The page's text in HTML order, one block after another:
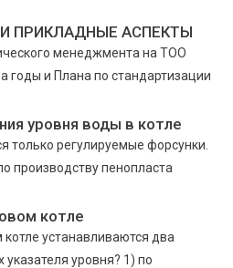
ПРИКЛАДНЫЕ АСПЕКТЫ
менеджмента на ТОО
годы и Плана по стандартизации
уровня воды в котле
только регулируемые форсунки.
производству пенопласта
котле
устанавливаются два
уровня? 1) по